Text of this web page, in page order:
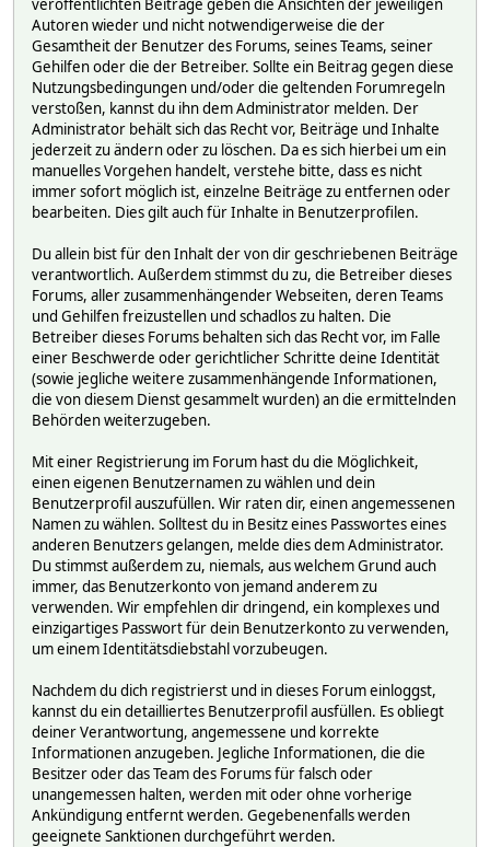
veröffentlichten Beiträge geben die Ansichten der jeweiligen
Autoren wieder und nicht notwendigerweise die der
Gesamtheit der Benutzer des Forums, seines Teams, seiner
Gehilfen oder die der Betreiber. Sollte ein Beitrag gegen diese
Nutzungsbedingungen und/oder die geltenden Forumregeln
verstoßen, kannst du ihn dem Administrator melden. Der
Administrator behält sich das Recht vor, Beiträge und Inhalte
jederzeit zu ändern oder zu löschen. Da es sich hierbei um ein
manuelles Vorgehen handelt, verstehe bitte, dass es nicht
immer sofort möglich ist, einzelne Beiträge zu entfernen oder
bearbeiten. Dies gilt auch für Inhalte in Benutzerprofilen.
Du allein bist für den Inhalt der von dir geschriebenen Beiträge
verantwortlich. Außerdem stimmst du zu, die Betreiber dieses
Forums, aller zusammenhängender Webseiten, deren Teams
und Gehilfen freizustellen und schadlos zu halten. Die
Betreiber dieses Forums behalten sich das Recht vor, im Falle
einer Beschwerde oder gerichtlicher Schritte deine Identität
(sowie jegliche weitere zusammenhängende Informationen,
die von diesem Dienst gesammelt wurden) an die ermittelnden
Behörden weiterzugeben.
Mit einer Registrierung im Forum hast du die Möglichkeit,
einen eigenen Benutzernamen zu wählen und dein
Benutzerprofil auszufüllen. Wir raten dir, einen angemessenen
Namen zu wählen. Solltest du in Besitz eines Passwortes eines
anderen Benutzers gelangen, melde dies dem Administrator.
Du stimmst außerdem zu, niemals, aus welchem Grund auch
immer, das Benutzerkonto von jemand anderem zu
verwenden. Wir empfehlen dir dringend, ein komplexes und
einzigartiges Passwort für dein Benutzerkonto zu verwenden,
um einem Identitätsdiebstahl vorzubeugen.
Nachdem du dich registrierst und in dieses Forum einloggst,
kannst du ein detailliertes Benutzerprofil ausfüllen. Es obliegt
deiner Verantwortung, angemessene und korrekte
Informationen anzugeben. Jegliche Informationen, die die
Besitzer oder das Team des Forums für falsch oder
unangemessen halten, werden mit oder ohne vorherige
Ankündigung entfernt werden. Gegebenenfalls werden
geeignete Sanktionen durchgeführt werden.